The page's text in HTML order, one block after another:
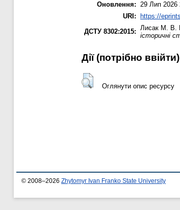
Оновлення: 29 Лип 2026
URI:
https://
ДСТУ 8302:2015: Лисак М. В.
історичні
Дії ​​(потрібно ввійти)
Оглянути опис ресурсу
© 2008–2026 Zhytomyr Ivan Franko State University